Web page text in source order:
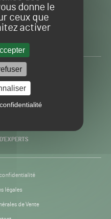
donne le
ceux que
activer
Gazon
Sport
H24
-
autour du
légales
de Vente